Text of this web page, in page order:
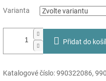
Varianta
Přidat do
Katalogové číslo: 990322086,